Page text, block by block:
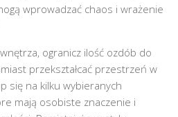
wprowadzać chaos i wrażenie
wnętrza, ogranicz ilość ozdób do
przekształcać przestrzeń w
się na kilku wybieranych
mają osobiste znaczenie i